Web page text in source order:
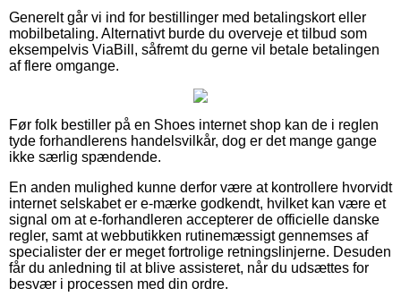
Generelt går vi ind for bestillinger med betalingskort eller
mobilbetaling. Alternativt burde du overveje et tilbud som
eksempelvis ViaBill, såfremt du gerne vil betale betalingen
af flere omgange.
Før folk bestiller på en Shoes internet shop kan de i reglen
tyde forhandlerens handelsvilkår, dog er det mange gange
ikke særlig spændende.
En anden mulighed kunne derfor være at kontrollere hvorvidt
internet selskabet er e-mærke godkendt, hvilket kan være et
signal om at e-forhandleren accepterer de officielle danske
regler, samt at webbutikken rutinemæssigt gennemses af
specialister der er meget fortrolige retningslinjerne. Desuden
får du anledning til at blive assisteret, når du udsættes for
besvær i processen med din ordre.